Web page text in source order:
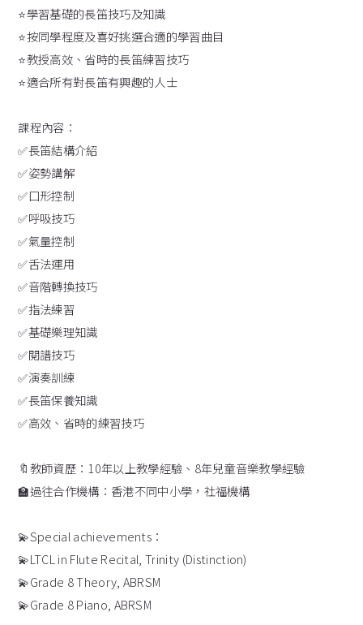
⭐️學習基礎的長笛技巧及知識
⭐️按同學程度及喜好挑選合適的學習曲目
⭐️教授高效、省時的長笛練習技巧
⭐️適合所有對長笛有興趣的人士
課程內容：
✅長笛結構介紹
✅姿勢講解
✅口形控制
✅呼吸技巧
✅氣量控制
✅舌法運用
✅音階轉換技巧
✅指法練習
✅基礎樂理知識
✅閱譜技巧
✅演奏訓練
✅長笛保養知識
✅高效、省時的練習技巧
🔖教師資歷：10年以上教學經驗、8年兒童音樂教學經驗
🏫過往合作機構：香港不同中小學，社福機構
💫Special achievements：
💫LTCL in Flute Recital, Trinity (Distinction)
💫Grade 8 Theory, ABRSM
💫Grade 8 Piano, ABRSM